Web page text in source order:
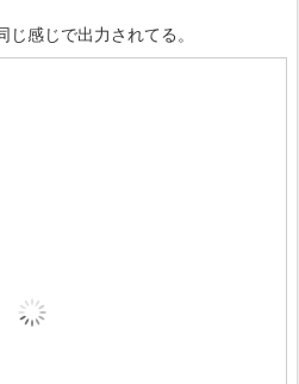
感じで出力されてる。